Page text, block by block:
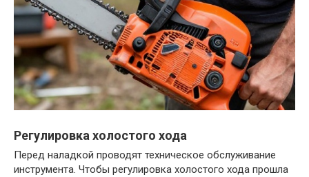
Регулировка холостого хода
Перед наладкой проводят техническое обслуживание
инструмента. Чтобы регулировка холостого хода прошла